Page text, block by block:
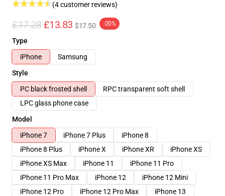
(4 customer reviews)
£17.28 £13.83 $17.50 -20%
Type
iPhone
Samsung
Style
PC black frosted shell
RPC transparent soft shell
LPC glass phone case
Model
iPhone 7
iPhone 7 Plus
iPhone 8
iPhone 8 Plus
iPhone X iPhone XR
iPhone XS
iPhone XS Max
iPhone 11
iPhone 11 Pro
iPhone 11 Pro Max
iPhone 12
iPhone 12 Mini
iPhone 12 Pro
iPhone 12 Pro Max
iPhone 13